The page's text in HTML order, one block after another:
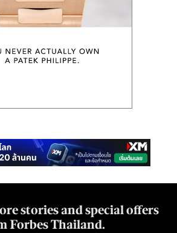
stories and special offers
Forbes Thailand.